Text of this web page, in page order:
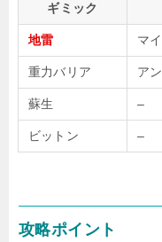
ギミック
地雷 マ
重力バリア ア
蘇生 –
ビットン –
攻略ポイント